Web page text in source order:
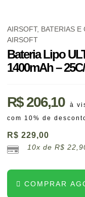
AIRSOFT, BATERIAS E
AIRSOFT
Bateria Lipo
1400mAh –
R$206,10
à
com 10% de
R$ 229,00
10x de R$
COMPRAR